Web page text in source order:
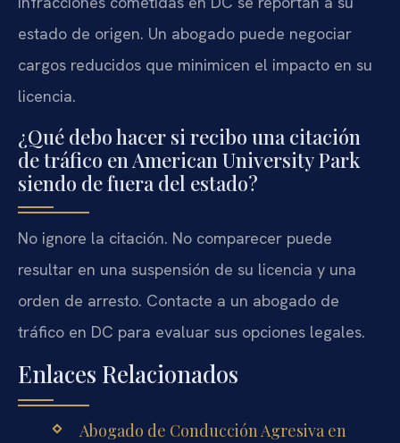
estado de origen. Un abogado puede negociar
cargos reducidos que minimicen el impacto en su
licencia.
¿Qué debo hacer si recibo una citación
de tráfico en American University Park
siendo de fuera del estado?
No ignore la citación. No comparecer puede
resultar en una suspensión de su licencia y una
orden de arresto. Contacte a un abogado de
tráfico en DC para evaluar sus opciones legales.
Enlaces Relacionados
Abogado de Conducción Agresiva en